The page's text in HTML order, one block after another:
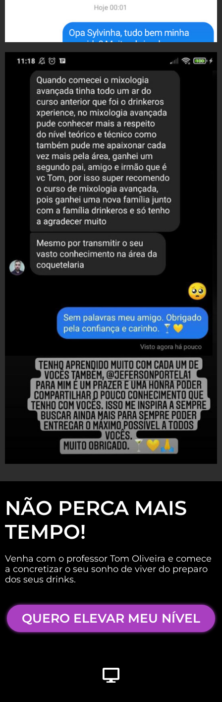
NÃO PERCA MAIS
TEMPO!
Venha com o professor Tom Oliveira e comece
a concretizar o seu sonho de viver do preparo
dos seus drinks.
QUERO ELEVAR MEU NÍVEL